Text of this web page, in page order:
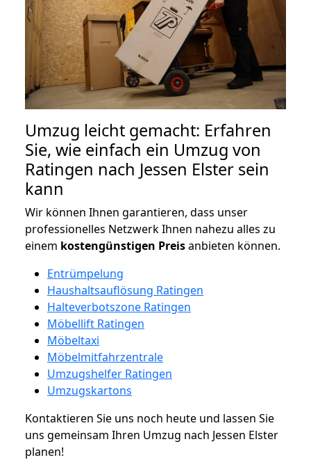
Umzug leicht gemacht: Erfahren
Sie, wie einfach ein Umzug von
Ratingen nach Jessen Elster sein
kann
Wir können Ihnen garantieren, dass unser
professionelles Netzwerk Ihnen nahezu alles zu
einem kostengünstigen Preisanbieten können.
Entrümpelung
Haushaltsauflösung Ratingen
Halteverbotszone Ratingen
Möbellift Ratingen
Möbeltaxi
Möbelmitfahrzentrale
Umzugshelfer Ratingen
Umzugskartons
Kontaktieren Sie uns noch heute und lassen Sie
uns gemeinsam Ihren Umzug nach Jessen Elster
planen!